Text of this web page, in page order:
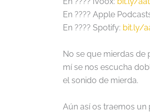
En ???? Apple
En ???? Spotify: bit.ly/
No se que mierdas de
mí se nos escucha
el sonido de mierda.
Aún así os traemos